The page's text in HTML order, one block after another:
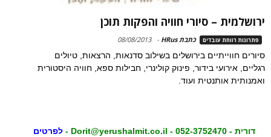
ירושלמית – סיורי חוויה והפקות תוכן
פתרונות רווחת עובדים כתבת HRus -
08/08/2013
סיורים חווייתיים בירושלים בשילוב סדנאות, הרצאות, טיולים
רגליים, אירועי בידור, פינוק קולינרי, חבילות ספא, חוויה היסטורית
ואמנותית אותנטית ועוד.
דורית - 052-3752470 - Dorit@yerushalmit.co.il -
לפרטים